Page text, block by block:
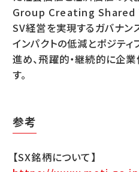
Group Creating Shared
SV経営を実現するガバナン
インパクトの低減とポジテ
進め、飛躍的・継続的に企
す。
参考
【SX銘柄について】